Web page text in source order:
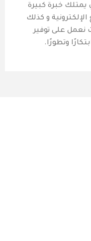
يمتلك خبرة كبيرة
و كذلك
نعمل على توفير
وتطورًا.